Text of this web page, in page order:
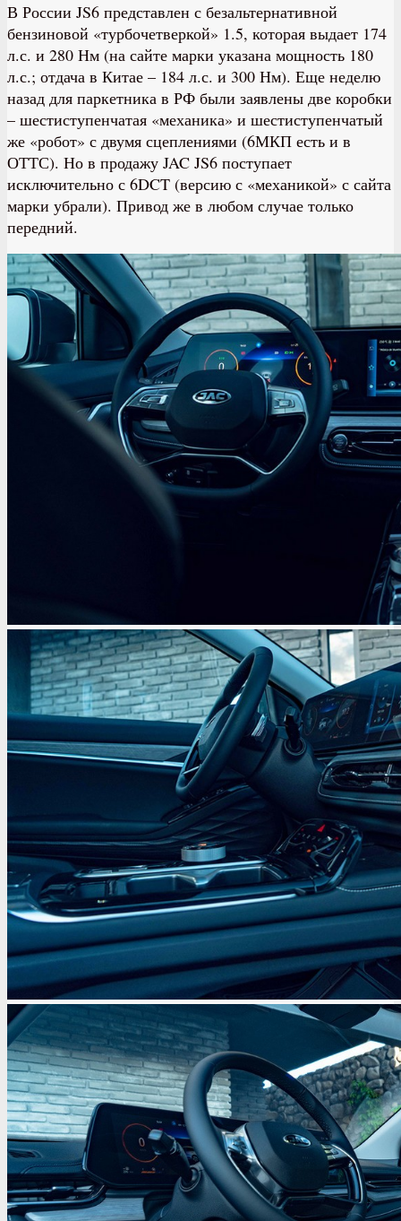
В России JS6 представлен с безальтернативной
бензиновой «турбочетверкой» 1.5, которая выдает 174
л.с. и 280 Нм (на сайте марки указана мощность 180
л.с.; отдача в Китае – 184 л.с. и 300 Нм). Еще неделю
назад для паркетника в РФ были заявлены две коробки
– шестиступенчатая «механика» и шестиступенчатый
же «робот» с двумя сцеплениями (6МКП есть и в
ОТТС). Но в продажу JAC JS6 поступает
исключительно с 6DCT (версию с «механикой» с сайта
марки убрали). Привод же в любом случае только
передний.